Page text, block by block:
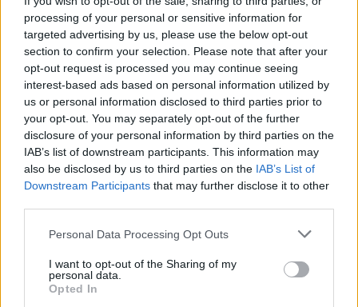
processing of your personal or sensitive information for
targeted advertising by us, please use the below opt-out
section to confirm your selection. Please note that after your
opt-out request is processed you may continue seeing
interest-based ads based on personal information utilized by
us or personal information disclosed to third parties prior to
your opt-out. You may separately opt-out of the further
disclosure of your personal information by third parties on the
IAB’s list of downstream participants. This information may
also be disclosed by us to third parties on the IAB’s List of
Downstream Participants that may further disclose it to other
Please note that this website/app uses one or more Google
not limited to your visit or usage behaviour. You may click to
grant or deny consent to Google and its third-party tags to
use your data for below specified purposes in below Google
Personal Data Processing Opt Outs
I want to opt-out of the Sharing of my
personal data.
Opted In
Név
E-mail cím
Feliratkozom a hírlevélre és elfogadom azadatvédelmi
szabályzatot!
FELIRATKOZÁS
HÍRDETÉS
LEGFRISSEBB